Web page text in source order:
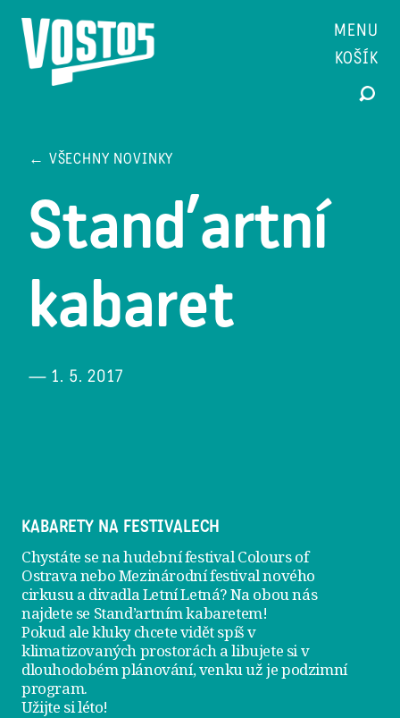
MENU
KOŠÍK
← VŠECHNY NOVINKY
Stand’artní
kabaret
— 1. 5. 2017
KABARETY NA FESTIVALECH
Chystáte se na hudební festival Colours of
Ostrava nebo Mezinárodní festival nového
cirkusu a divadla Letní Letná? Na obou nás
najdete se Stand’artním kabaretem!
Pokud ale kluky chcete vidět spíš v
klimatizovaných prostorách a libujete si v
dlouhodobém plánování, venku už jepodzimní
program.
Užijte si léto!